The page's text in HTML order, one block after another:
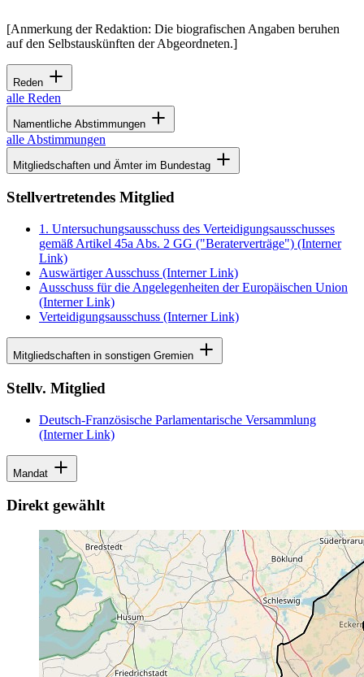
[Anmerkung der Redaktion: Die biografischen Angaben beruhen
auf den Selbstauskünften der Abgeordneten.]
Reden
alle Reden
Namentliche Abstimmungen
alle Abstimmungen
Mitgliedschaften und Ämter im Bundestag
Stellvertretendes Mitglied
1. Untersuchungsausschuss des Verteidigungsausschusses
gemäß Artikel 45a Abs. 2 GG ("Beraterverträge") (Interner
Link)
Auswärtiger Ausschuss (Interner Link)
Ausschuss für die Angelegenheiten der Europäischen Union
(Interner Link)
Verteidigungsausschuss (Interner Link)
Mitgliedschaften in sonstigen Gremien
Stellv. Mitglied
Deutsch-Französische Parlamentarische Versammlung
(Interner Link)
Mandat
Direkt gewählt